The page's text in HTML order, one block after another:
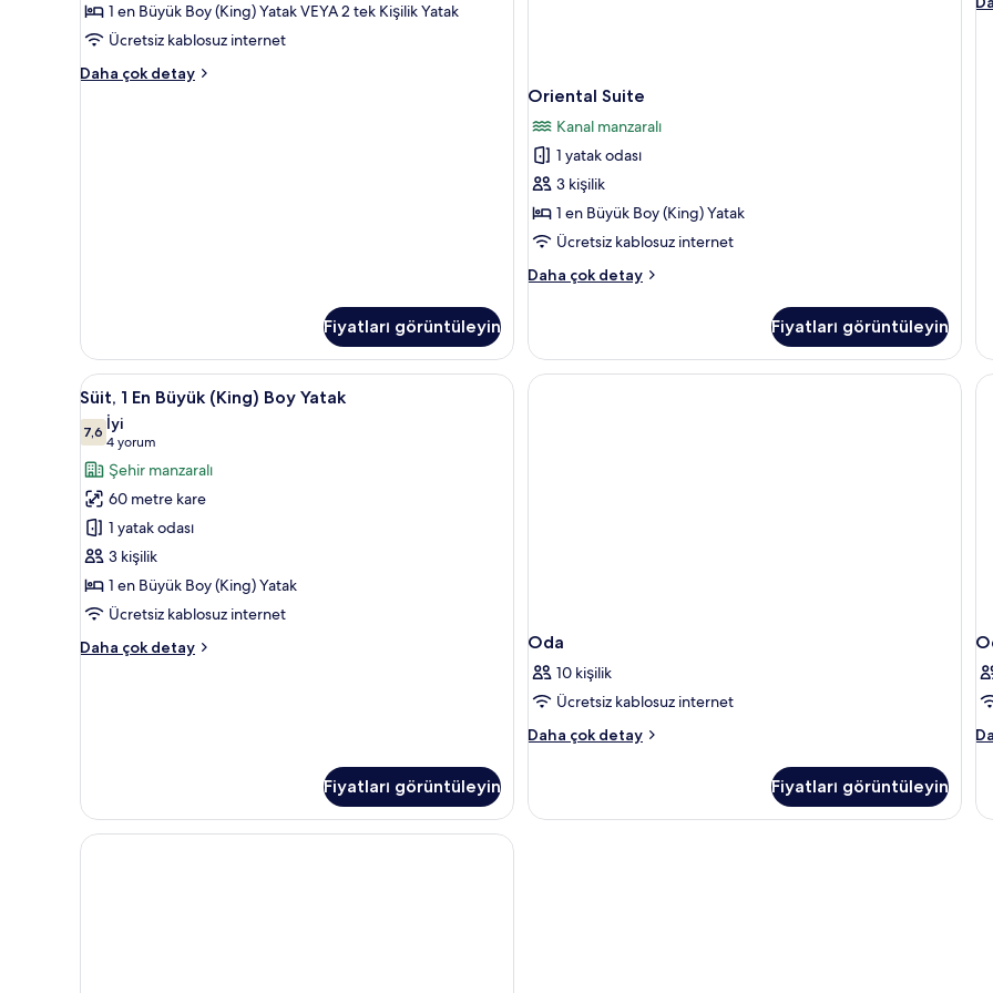
görün1 en Büyük Boy (King) Yatak VEYA 2 tek Kişilik Yatak
Ücretsiz kablosuz internet
Daha çok detay
Superior
Fiyatları görüntüleyin
Oriental Suite
Kanal manzaralı
1 yatak odası
3 kişilik
1 en Büyük Boy (King) Yatak
Ücretsiz kablosuz internet
Daha çok detay
Oriental
fazla
detay
Fiyatları görüntüleyin
Süit,
1
En
Büyük
(King)
Boy
Yatak
için
tüm
fotoğrafları
görün
Süit, 1 En Büyük (King) Boy Yatak | Kaliteli yatak takımı, minibar, odada kasa, masa
7
Süit, 1 En Büyük (King) Boy Yatak
7,67,6 / 10
İyi
4 yorum
(4
yorum)
Şehir manzaralı
60 metre kare
1 yatak odası
3 kişilik
1 en Büyük Boy (King) Yatak
Ücretsiz kablosuz internet
Daha çok detay
Süit,
daha
fazla
detay
Fiyatları görüntüleyin
Oda
10 kişilik
Ücretsiz kablosuz internet
Daha çok detay
Oda
detay
Fiyatları görüntüleyin